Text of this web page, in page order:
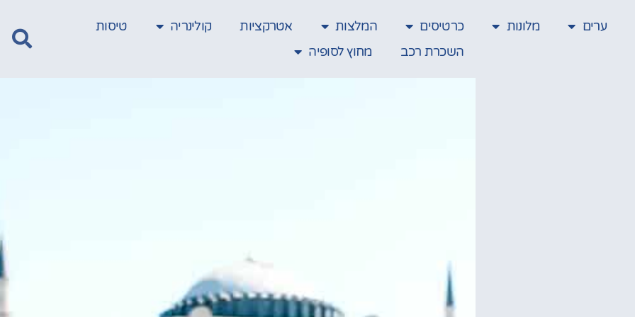
ערים מלונות כרטיסים המלצות אטרקציות קולינריה
טיסות
השכרת רכב
מחוץ לסופיה